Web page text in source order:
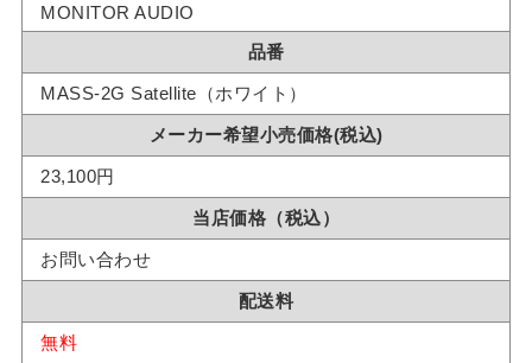
MONITOR AUDIO
品番
MASS-2G Satellite（ホワイト）
メーカー希望小売価格(税込)
23,100円
当店価格（税込）
お問い合わせ
配送料
無料